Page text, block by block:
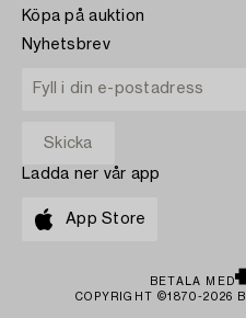
Köpa på auktion
Nyhetsbrev
Ladda ner vår app
App Store
BETALA MED
COPYRIGHT ©1870-2026